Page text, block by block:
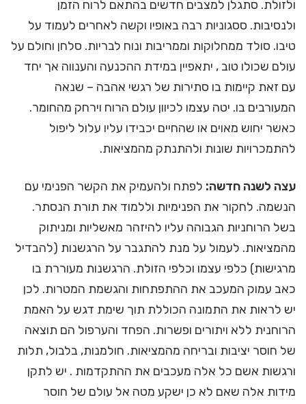
ולזולת. סתגלן למצבים חדשים בהתאם לרוח הזמן
ולנסיבות. ססגוניות רבה באופיו וקשה לאחרים לעמוד על
טיבו. סולד ממחלוקות וממריבות ונוח לבריות. סלחן וחולם על
עולם שכולו טוב , יתאפיין במידת ההכנעה והענווה אך יחד
עם זאת קיימות בו סתירות של רגשי אהבה – שנאה
המעורבים בו. יטה עצמו לכיוון עולם הרוח וירחק מהחומר.
כאשר יחוש מאוים או שהחיים יכבידו עליו עלול ליפול
להתמכרויות שונות ולהתנתק מהמציאות.
עצה לשנה חדשה: לפתח ולהעמיק את הקשר הפנימי עם
הנשמה. לחקור את הפנימיות וללמוד את תורת הנסתר.
בשל הרוחניות הגבוהה עליו להיזהר מאשליות ומניתוק
מהמציאות. לעמול על מנת להתגבר על הרגשנות (להבדיל
מרגישות) כלפי עצמו וכלפי הזולת. הרגשנות מעוררת בו
כאב עמוק המעכב את ההתפתחות והגשמת המטרות. לכן
יש לראות את התמונה הכוללת תוך שימת דגש על האמת
הרוחנית ללא ויתורים ופשרות. הפחד והערפול הם תוצאה
של חוסר יציבות ובריחה מהמציאות. חולמנות, בלבול, תלות
ורגשות אשם כל אלה מעכבים את ההתקדמות . יש לתקן
מידות אלה שאם לא כן ישקע מטה אל עולם של חוסר